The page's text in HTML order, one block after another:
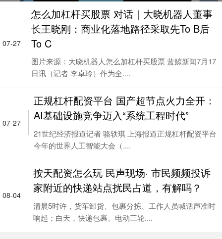
07-27
怎么加杠杆买股票 对话｜大晓机器人董事
长王晓刚：商业化落地路径采取先To B后
To C
图片来源：大晓机器人怎么加杠杆买股票 蓝鲸新闻7月17
日讯（记者 李卓玲）作为全....
07-27
正规杠杆配资平台 国产超节点火力全开：
AI基础设施竞争迈入“系统工程时代”
21世纪经济报道记者 骆轶琪 上海报道正规杠杆配资平台
今年的世界人工智能大会（....
08-04
按天配资怎么玩 民声现场· 市民频频投诉
家附近的快递站点扰民占道，有解吗？
清晨5时许，货车卸货、包裹分拣、工作人员喊话声准时
响起；白天，快递包裹、电动三轮....